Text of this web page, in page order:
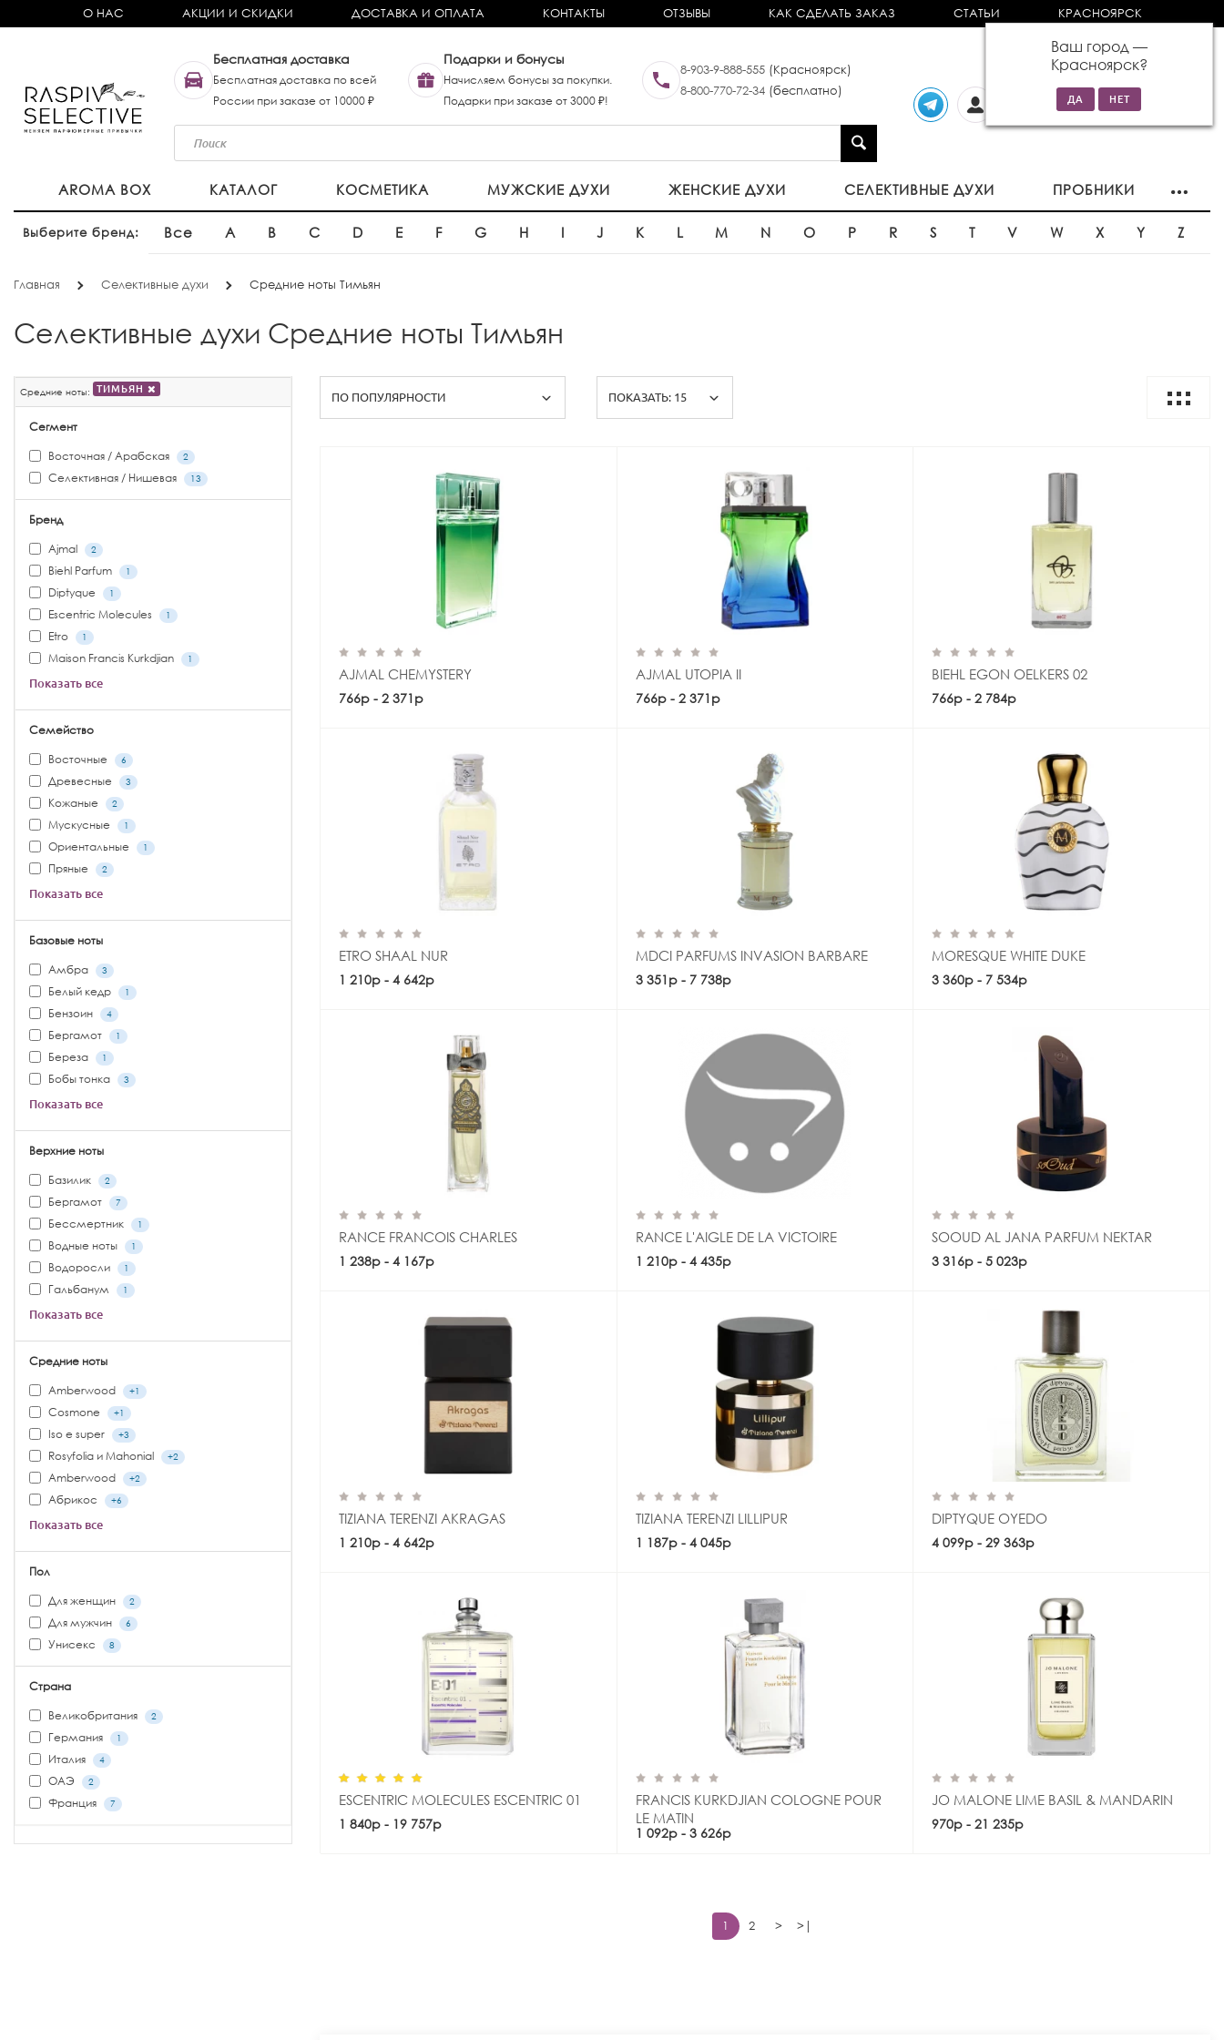
О НАС АКЦИИ И СКИДКИ ДОСТАВКА И ОПЛАТА КОНТАКТЫ ОТЗЫВЫ КАК СДЕЛАТЬ ЗАКАЗ СТАТЬИ КРАСНОЯРСК
Ваш город —
Красноярск?
Бесплатная доставка
Бесплатная доставка по всей
России при заказе от 10000 ₽
Подарки и бонусы
Начисляем бонусы за покупки.
Подарки при заказе от 3000 ₽!
8-903-9-888-555 (Красноярск)
8-800-770-72-34 (бесплатно)
0 товаров
на сумму 0р
AROMA BOX КАТАЛОГ КОСМЕТИКА МУЖСКИЕ ДУХИ ЖЕНСКИЕ ДУХИ СЕЛЕКТИВНЫЕ ДУХИ ПРОБНИКИ
Выберите бренд: Все A B C D E F G H I J K L M N O P R S T V W X Y Z
Главная Селективные духи Средние ноты Тимьян
Селективные духи Средние ноты Тимьян
Средние ноты: ТИМЬЯН
Сегмент
Восточная / Арабская
2
Селективная / Нишевая 13
Бренд
Ajmal
2
Biehl Parfum 1
Diptyque 1
Escentric Molecules 1
Etro 1
Maison Francis Kurkdjian 1
Показать все
Семейство
Восточные
6
Древесные 3
Кожаные 2
Мускусные 1
Ориентальные 1
Пряные 2
Показать все
Базовые ноты
Амбра
3
Белый кедр 1
Бензоин 4
Бергамот 1
Береза 1
Бобы тонка 3
Показать все
Верхние ноты
Базилик
2
Бергамот 7
Бессмертник 1
Водные ноты 1
Водоросли 1
Гальбанум 1
Показать все
Средние ноты
Amberwood
+1
Cosmone +1
Iso e super +3
Rosyfolia и Mahonial +2
Аmberwood +2
Абрикос +6
Показать все
Пол
Для женщин
2
Для мужчин 6
Унисекс 8
Страна
Великобритания
2
Германия 1
Италия 4
ОАЭ 2
Франция 7
AJMAL CHEMYSTERY
766р - 2 371р
AJMAL UTOPIA II
766р - 2 371р
BIEHL EGON OELKERS 02
766р - 2 784р
ETRO SHAAL NUR
1 210р - 4 642р
MDCI PARFUMS INVASION BARBARE
3 351р - 7 738р
MORESQUE WHITE DUKE
3 360р - 7 534р
RANCE FRANCOIS CHARLES
1 238р - 4 167р
RANCE L'AIGLE DE LA VICTOIRE
1 210р - 4 435р
SOOUD AL JANA PARFUM NEKTAR
3 316р - 5 023р
TIZIANA TERENZI AKRAGAS
1 210р - 4 642р
TIZIANA TERENZI LILLIPUR
1 187р - 4 045р
DIPTYQUE OYEDO
4 099р - 29 363рКупить
ESCENTRIC MOLECULES ESCENTRIC 01
1 840р - 19 757рКупить
FRANCIS KURKDJIAN COLOGNE POUR
LE MATIN
1 092р - 3 626р
JO MALONE LIME BASIL & MANDARIN
970р - 21 235р
1 2 > >|